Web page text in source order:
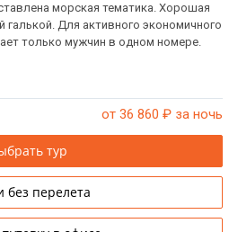
морская тематика. Хорошая
галькой. Для активного экономичного
только мужчин в одном номере.
от 36 860 ₽ за ночь
тур
без перелета